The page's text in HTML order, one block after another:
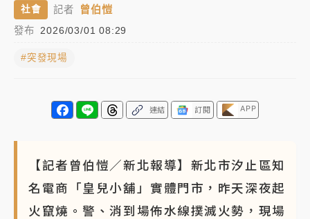
員工犯案 破案關鍵曝
社會 記者 曾伯愷
發布 2026/03/01 08:29
#突發現場
連結 訂閱 APP
【記者曾伯愷／新北報導】新北市汐止區知
名電商「皇兒小舖」實體門市，昨天深夜起
火竄燒。警、消到場佈水線撲滅火勢，現場